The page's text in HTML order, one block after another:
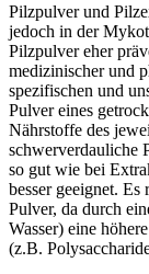
Pilzpulver und
jedoch in der
Pilzpulver eher
medizinischer und
spezifischen und
Pulver eines
Nährstoffe des
schwerverdauliche
so gut wie bei
besser geeignet.
Pulver, da durch
Wasser) eine
(z.B.